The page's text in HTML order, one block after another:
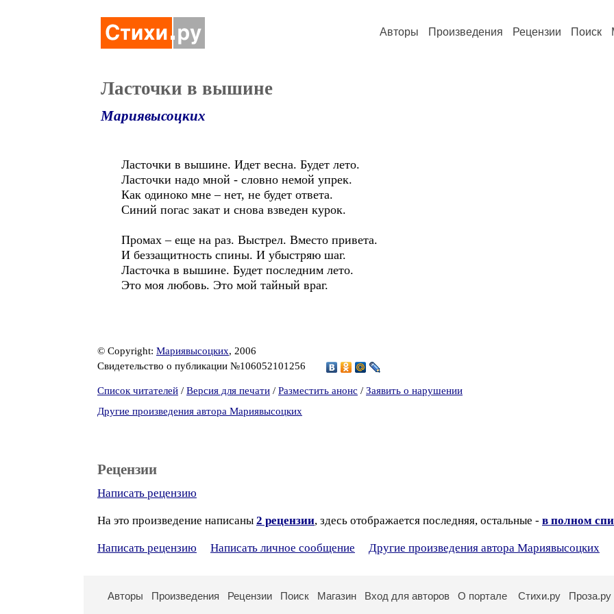
Авторы Произведения Рецензии Поиск
Ласточки в вышине
Мариявысоцких
Ласточки в вышине. Идет весна. Будет лето.
Ласточки надо мной - словно немой упрек.
Как одиноко мне – нет, не будет ответа.
Синий погас закат и снова взведен курок.
Промах – еще на раз. Выстрел. Вместо привета.
И беззащитность спины. И убыстряю шаг.
Ласточка в вышине. Будет последним лето.
Это моя любовь. Это мой тайный враг.
© Copyright: Мариявысоцких, 2006
Свидетельство о публикации №106052101256
Список читателей / Версия для печати / Разместить анонс / Заявить о нарушении
Другие произведения автора Мариявысоцких
Рецензии
Написать рецензию
На это произведение написаны 2 рецензии, здесь отображается последняя, остальные - в полном
Написать рецензию Написать личное сообщение Другие произведения автора Мариявысоцких
Авторы Произведения Рецензии Поиск Магазин Вход для авторов О портале Стихи.ру Проза.ру